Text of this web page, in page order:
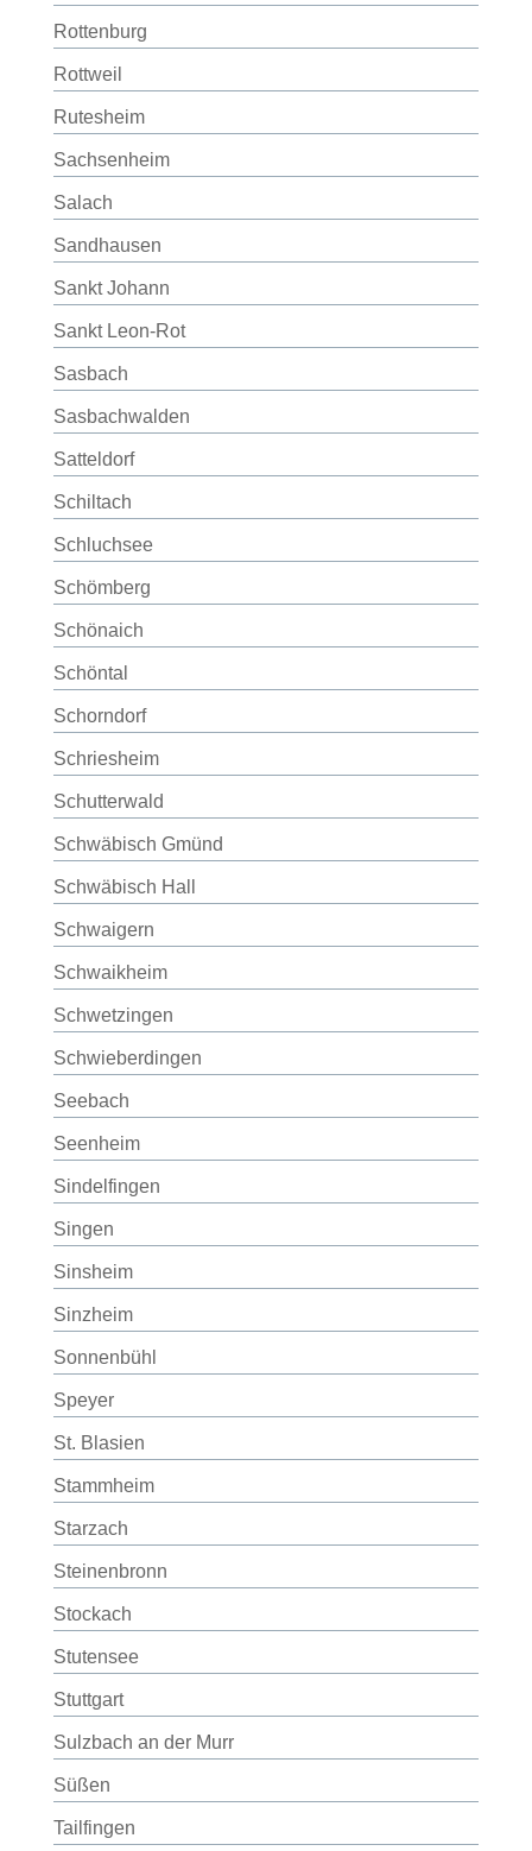
Rottenburg
Rottweil
Rutesheim
Sachsenheim
Salach
Sandhausen
Sankt Johann
Sankt Leon-Rot
Sasbach
Sasbachwalden
Satteldorf
Schiltach
Schluchsee
Schömberg
Schönaich
Schöntal
Schorndorf
Schriesheim
Schutterwald
Schwäbisch Gmünd
Schwäbisch Hall
Schwaigern
Schwaikheim
Schwetzingen
Schwieberdingen
Seebach
Seenheim
Sindelfingen
Singen
Sinsheim
Sinzheim
Sonnenbühl
Speyer
St. Blasien
Stammheim
Starzach
Steinenbronn
Stockach
Stutensee
Stuttgart
Sulzbach an der Murr
Süßen
Tailfingen